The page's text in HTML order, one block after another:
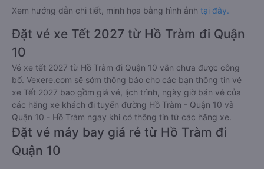
Xem hướng dẫn chi tiết, minh họa bằng hình ảnh tại đây.
Đặt vé xe Tết 2027 từ Hồ Tràm đi Quận
10
Vé xe tết 2027 từ Hồ Tràm đi Quận 10 vẫn chưa được công
bố. Vexere.com sẽ sớm thông báo cho các bạn thông tin vé
xe Tết 2027 bao gồm giá vé, lịch trình, ngày giờ bán vé của
các hãng xe khách đi tuyến đường Hồ Tràm - Quận 10 và
Quận 10 - Hồ Tràm ngay khi có thông tin từ các hãng xe.
Đặt vé máy bay giá rẻ từ Hồ Tràm đi
Quận 10